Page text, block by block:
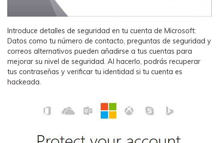
Introduce detalles de seguridad en tu cuenta de Microsoft:
Datos como tu número de contacto, preguntas de seguridad y
correos alternativos pueden añadirse a tus cuentas para
mejorar su nivel de seguridad. Al hacerlo, podrás recuperar
tus contraseñas y verificar tu identidad si tu cuenta es
hackeada.